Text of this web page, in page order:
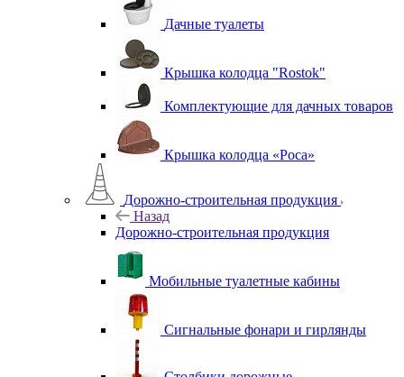
Дачные туалеты
Крышка колодца "Rostok"
Комплектующие для дачных товаров
Крышка колодца «Роса»
Дорожно-строительная продукция
Назад
Дорожно-строительная продукция
Мобильные туалетные кабины
Сигнальные фонари и гирлянды